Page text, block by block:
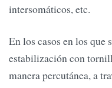
intersomáticos, etc.
En los casos en los que
estabilización con
manera percutánea, a